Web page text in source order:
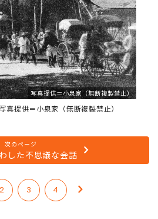
写真提供＝小泉家（無断複製禁止）
真提供＝小泉家（無断複製禁止）
次のページ
した不思議な会話
2 3 4